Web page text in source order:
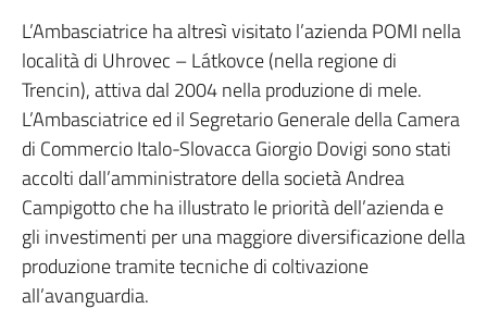
L’Ambasciatrice ha altresì visitato l’azienda POMI nella
località di Uhrovec – Látkovce (nella regione di
Trencin), attiva dal 2004 nella produzione di mele.
L’Ambasciatrice ed il Segretario Generale della Camera
di Commercio Italo-Slovacca Giorgio Dovigi sono stati
accolti dall’amministratore della società Andrea
Campigotto che ha illustrato le priorità dell’azienda e
gli investimenti per una maggiore diversificazione della
produzione tramite tecniche di coltivazione
all’avanguardia.